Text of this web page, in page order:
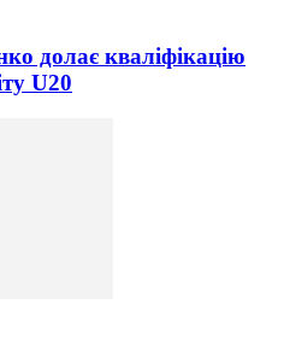
долає кваліфікацію
U20